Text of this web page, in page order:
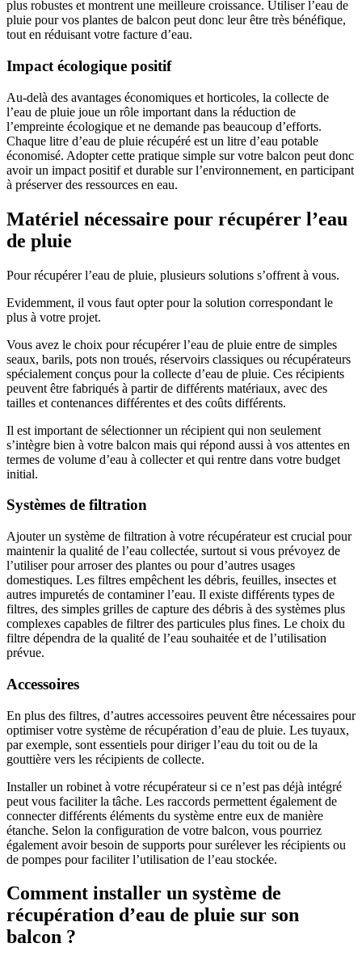
plus robustes et montrent une meilleure croissance. Utiliser l’eau de
pluie pour vos plantes de balcon peut donc leur être très bénéfique,
tout en réduisant votre facture d’eau.
Impact écologique positif
Au-delà des avantages économiques et horticoles, la collecte de
l’eau de pluie joue un rôle important dans la réduction de
l’empreinte écologique et ne demande pas beaucoup d’efforts.
Chaque litre d’eau de pluie récupéré est un litre d’eau potable
économisé. Adopter cette pratique simple sur votre balcon peut donc
avoir un impact positif et durable sur l’environnement, en participant
à préserver des ressources en eau.
Matériel nécessaire pour récupérer l’eau
de pluie
Pour récupérer l’eau de pluie, plusieurs solutions s’offrent à vous.
Evidemment, il vous faut opter pour la solution correspondant le
plus à votre projet.
Vous avez le choix pour récupérer l’eau de pluie entre de simples
seaux, barils, pots non troués, réservoirs classiques ou récupérateurs
spécialement conçus pour la collecte d’eau de pluie. Ces récipients
peuvent être fabriqués à partir de différents matériaux, avec des
tailles et contenances différentes et des coûts différents.
Il est important de sélectionner un récipient qui non seulement
s’intègre bien à votre balcon mais qui répond aussi à vos attentes en
termes de volume d’eau à collecter et qui rentre dans votre budget
initial.
Systèmes de filtration
Ajouter un système de filtration à votre récupérateur est crucial pour
maintenir la qualité de l’eau collectée, surtout si vous prévoyez de
l’utiliser pour arroser des plantes ou pour d’autres usages
domestiques. Les filtres empêchent les débris, feuilles, insectes et
autres impuretés de contaminer l’eau. Il existe différents types de
filtres, des simples grilles de capture des débris à des systèmes plus
complexes capables de filtrer des particules plus fines. Le choix du
filtre dépendra de la qualité de l’eau souhaitée et de l’utilisation
prévue.
Accessoires
En plus des filtres, d’autres accessoires peuvent être nécessaires pour
optimiser votre système de récupération d’eau de pluie. Les tuyaux,
par exemple, sont essentiels pour diriger l’eau du toit ou de la
gouttière vers les récipients de collecte.
Installer un robinet à votre récupérateur si ce n’est pas déjà intégré
peut vous faciliter la tâche. Les raccords permettent également de
connecter différents éléments du système entre eux de manière
étanche. Selon la configuration de votre balcon, vous pourriez
également avoir besoin de supports pour surélever les récipients ou
de pompes pour faciliter l’utilisation de l’eau stockée.
Comment installer un système de
récupération d’eau de pluie sur son
balcon ?